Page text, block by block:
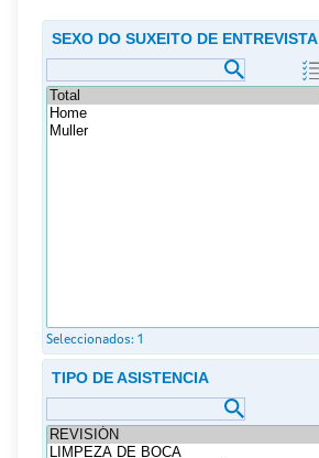
SEXO DO SUXEITO DE ENTREVISTA
Seleccionados: 1
TIPO DE ASISTENCIA